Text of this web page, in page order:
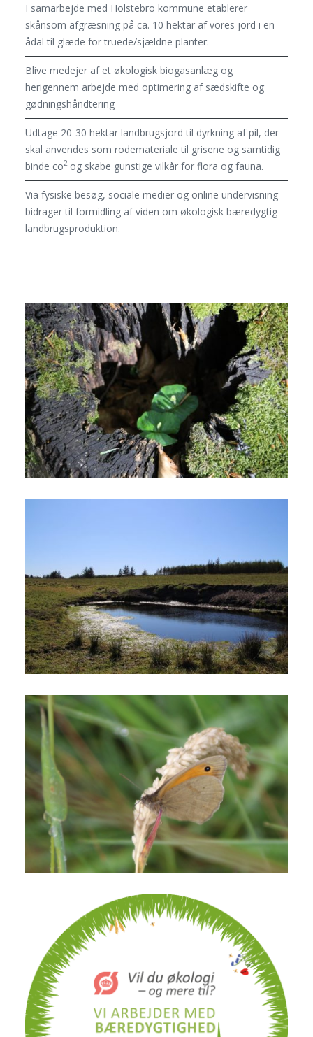
I samarbejde med Holstebro kommune etablerer
skånsom afgræsning på ca. 10 hektar af vores jord i en
ådal til glæde for truede/sjældne planter.
Blive medejer af et økologisk biogasanlæg og
herigennem arbejde med optimering af sædskifte og
gødningshåndtering
Udtage 20-30 hektar landbrugsjord til dyrkning af pil, der
skal anvendes som rodemateriale til grisene og samtidig
binde co2 og skabe gunstige vilkår for flora og fauna.
Via fysiske besøg, sociale medier og online undervisning
bidrager til formidling af viden om økologisk bæredygtig
landbrugsproduktion.